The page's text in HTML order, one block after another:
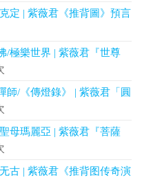
定 | 紫薇君《推背圖》預言
/極樂世界 | 紫薇君『世尊
師/《傳燈錄》 | 紫薇君「圓
母瑪麗亞 | 紫薇君『菩薩
古 | 紫薇君《推背图传奇演